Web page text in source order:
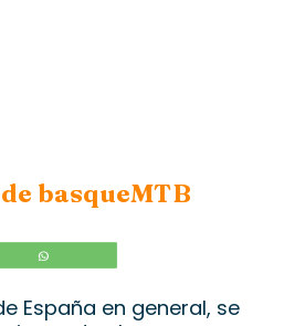
basqueMTB
España en general, se